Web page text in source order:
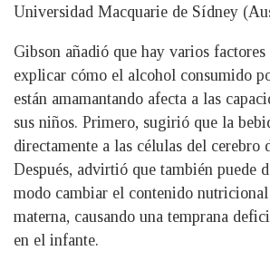
Universidad Macquarie de Sídney
Gibson añadió que hay varios
explicar cómo el alcohol consumido
están amamantando afecta a las
sus niños. Primero, sugirió que la
directamente a las células del cerebro
Después, advirtió que también puede
modo cambiar el contenido
materna, causando una temprana
en el infante.